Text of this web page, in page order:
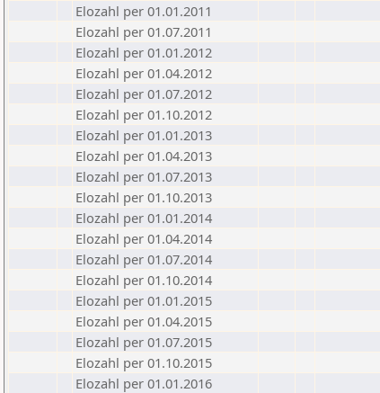
Elozahl per 01.01.2011
Elozahl per 01.07.2011
Elozahl per 01.01.2012
Elozahl per 01.04.2012
Elozahl per 01.07.2012
Elozahl per 01.10.2012
Elozahl per 01.01.2013
Elozahl per 01.04.2013
Elozahl per 01.07.2013
Elozahl per 01.10.2013
Elozahl per 01.01.2014
Elozahl per 01.04.2014
Elozahl per 01.07.2014
Elozahl per 01.10.2014
Elozahl per 01.01.2015
Elozahl per 01.04.2015
Elozahl per 01.07.2015
Elozahl per 01.10.2015
Elozahl per 01.01.2016